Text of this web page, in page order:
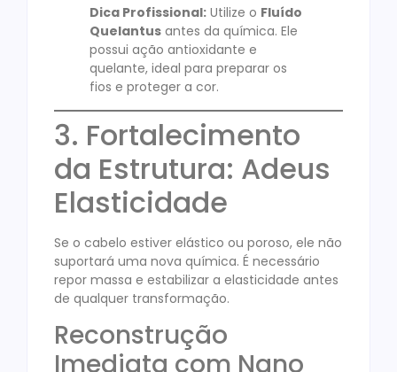
Dica Profissional: Utilize o Fluído
Quelantus antes da química. Ele
possui ação antioxidante e
quelante, ideal para preparar os
fios e proteger a cor.
3. Fortalecimento
da Estrutura: Adeus
Elasticidade
Se o cabelo estiver elástico ou poroso, ele não
suportará uma nova química. É necessário
repor massa e estabilizar a elasticidade antes
de qualquer transformação.
Reconstrução
Imediata com Nano